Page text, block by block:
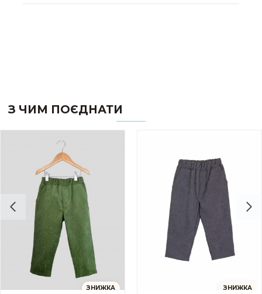
З ЧИМ ПОЄДНАТИ
ЗНИЖКА ЗНИЖКА